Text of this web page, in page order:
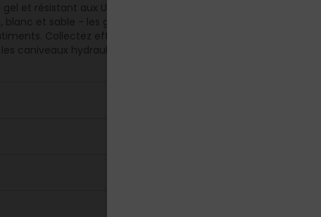
et résistant aux UV, la gouttière Wavin demi-ronde est solide
et sable - les gouttières PVC Wavin demi-rondes
Collectez efficacement toutes les eaux pluviales à la
caniveaux hydrauliques Wavin. Pour la gestion de ces eaux,